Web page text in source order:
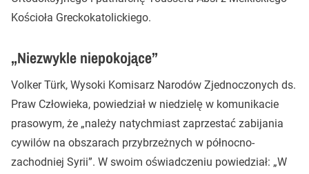
Kościoła Greckokatolickiego.
„Niezwykle niepokojące”
Volker Türk, Wysoki Komisarz Narodów Zjednoczonych ds.
Praw Człowieka, powiedział w niedzielę w komunikacie
prasowym, że „należy natychmiast zaprzestać zabijania
cywilów na obszarach przybrzeżnych w północno-
zachodniej Syrii”. W swoim oświadczeniu powiedział: „W